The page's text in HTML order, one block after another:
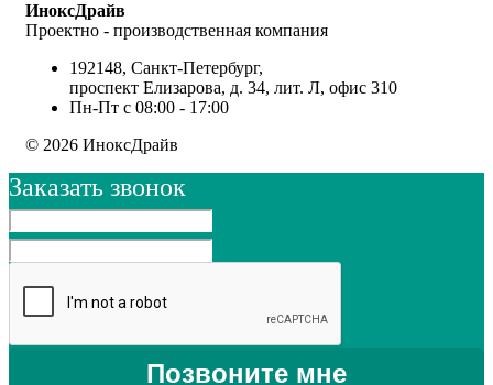
ИноксДрайв
Проектно - производственная компания
192148, Санкт-Петербург,
проспект Елизарова, д. 34, лит. Л, офис 310
Пн-Пт с 08:00 - 17:00
© 2026 ИноксДрайв
Заказать звонок